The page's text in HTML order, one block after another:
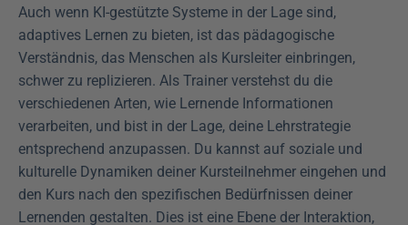
Auch wenn KI-gestützte Systeme in der Lage sind,
adaptives Lernen zu bieten, ist das pädagogische
Verständnis, das Menschen als Kursleiter einbringen,
schwer zu replizieren. Als Trainer verstehst du die
verschiedenen Arten, wie Lernende Informationen
verarbeiten, und bist in der Lage, deine Lehrstrategie
entsprechend anzupassen. Du kannst auf soziale und
kulturelle Dynamiken deiner Kursteilnehmer eingehen und
den Kurs nach den spezifischen Bedürfnissen deiner
Lernenden gestalten. Dies ist eine Ebene der Interaktion,